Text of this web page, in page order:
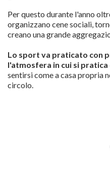
Per questo durante l'anno
organizzano cene sociali,
creano una grande
Lo sport va praticato con
l'atmosfera in cui si
sentirsi come a casa propria
circolo.